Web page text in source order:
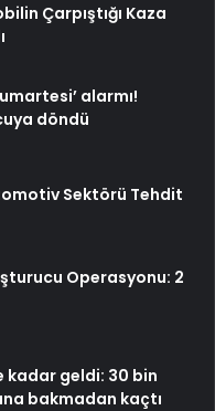
Çarpıştığı Kaza
alarmı!
döndü
Sektörü Tehdit
Operasyonu: 2
kadar geldi: 30 bin
bakmadan kaçtı